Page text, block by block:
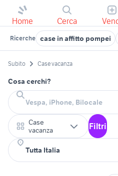
Home Cerca
Ricerche case in affitto pompei
Subito Case vacanza
Cosa cerchi?
Case
vacanza
Filtri